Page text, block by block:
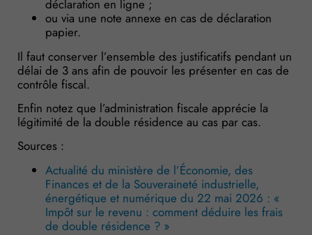
déclaration en ligne ;
ou via une note annexe en cas de déclaration
papier.
Il faut conserver l’ensemble des justificatifs pendant un
délai de 3 ans afin de pouvoir les présenter en cas de
contrôle fiscal.
Enfin notez que l’administration fiscale apprécie la
légitimité de la double résidence au cas par cas.
Sources :
Actualité du ministère de l’Économie, des
Finances et de la Souveraineté industrielle,
énergétique et numérique du 22 mai 2026 : «
Impôt sur le revenu : comment déduire les frais
de double résidence ? »